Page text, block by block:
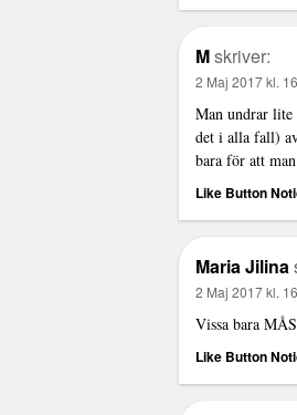
Mskriver:
2 Maj 2017 kl.
Man undrar lite
det i alla fall)
bara för att
Like Button
Maria Jilina
2 Maj 2017 kl.
Vissa bara
Like Button